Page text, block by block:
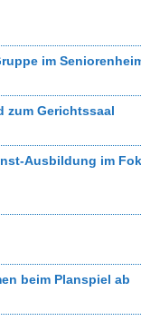
im
zum Gerichtssaal
Ausbildung im
beim Planspiel ab